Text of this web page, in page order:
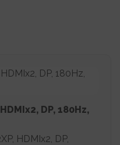
DP, 180Hz,
HDMIx2, DP,